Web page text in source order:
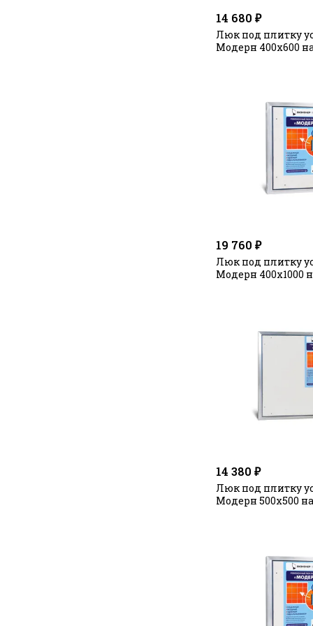
14 680 ₽
Люк под плитку
Модерн 400х600
19 760 ₽
Люк под плитку
Модерн 400х1000
14 380 ₽
Люк под плитку
Модерн 500х500